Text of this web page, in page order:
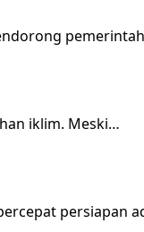
iklim. Meski…
persiapan